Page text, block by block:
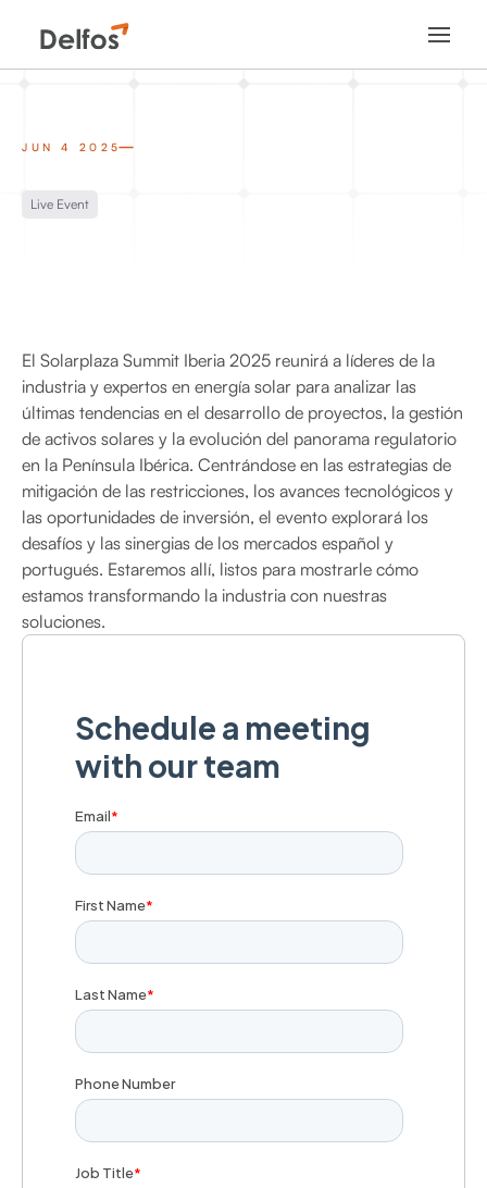
JUN 4 2025
Live Event
El Solarplaza Summit Iberia 2025 reunirá a líderes de la
industria y expertos en energía solar para analizar las
últimas tendencias en el desarrollo de proyectos, la gestión
de activos solares y la evolución del panorama regulatorio
en la Península Ibérica. Centrándose en las estrategias de
mitigación de las restricciones, los avances tecnológicos y
las oportunidades de inversión, el evento explorará los
desafíos y las sinergias de los mercados español y
portugués. Estaremos allí, listos para mostrarle cómo
estamos transformando la industria con nuestras
soluciones.